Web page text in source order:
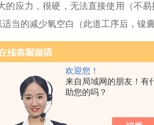
欢迎您！
来自局域网的朋友！有
助您的吗？
应力，很硬，无法直接使用（不
当的减少氧空白（此道工序后，镍
会在金属表面和细小裂缝中形成
研究所及科研单位的探索，摸索
原始氧空白（≤5ppm），明显优于进